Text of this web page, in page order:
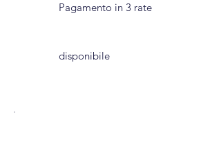
Pagamento in 3 rate
disponibile